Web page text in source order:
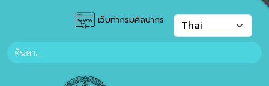
เว็บท่ากรมศิลปากร